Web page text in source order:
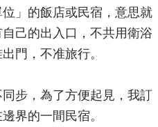
」的飯店或民宿，意思就
己的出入口，不共用衛浴
門，不准旅行。
步，為了方便起見，我訂
界的一間民宿。